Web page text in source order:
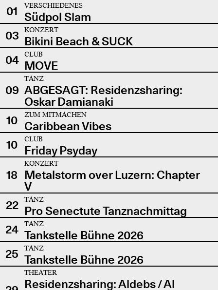
01
VERSCHIEDENES
Südpol Slam
03
KONZERT
Bikini Beach & SUCK
04
CLUB
MOVE
09
TANZ
ABGESAGT: Residenzsharing:
Oskar Damianaki
10
ZUM MITMACHEN
Caribbean Vibes
10
CLUB
Friday Psyday
18
KONZERT
Metalstorm over Luzern: Chapter
V
22
TANZ
Pro Senectute Tanznachmittag
24
TANZ
Tankstelle Bühne 2026
25
TANZ
Tankstelle Bühne 2026
THEATER
Residenzsharing: Aldebs / Al